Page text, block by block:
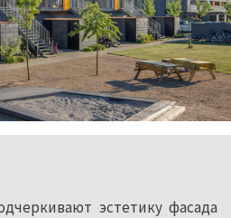
эстетику фасада